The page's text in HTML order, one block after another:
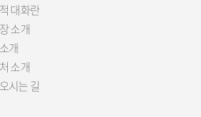
대화란
소개
개
소개
시는 길